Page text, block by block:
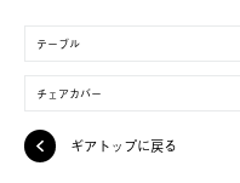
テーブル
チェアカバー
ギアトップに戻る